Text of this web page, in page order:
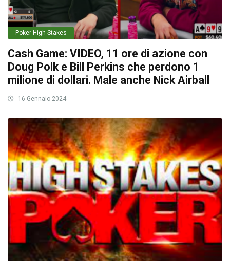
Poker High Stakes
Cash Game: VIDEO, 11 ore di azione con
Doug Polk e Bill Perkins che perdono 1
milione di dollari. Male anche Nick Airball
16 Gennaio 2024